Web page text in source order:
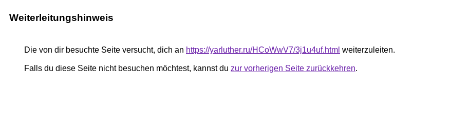
Weiterleitungshinweis
Die von dir besuchte Seite versucht, dich an https://yarluther.ru/HCoWwV7/3j1u4uf.html weiterzuleiten.
Falls du diese Seite nicht besuchen möchtest, kannst du zur vorherigen Seite zurückkehren.